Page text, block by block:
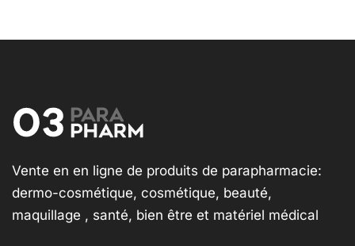
Vente en en ligne de produits de parapharmacie:
dermo-cosmétique, cosmétique, beauté,
maquillage , santé, bien être et matériel médical